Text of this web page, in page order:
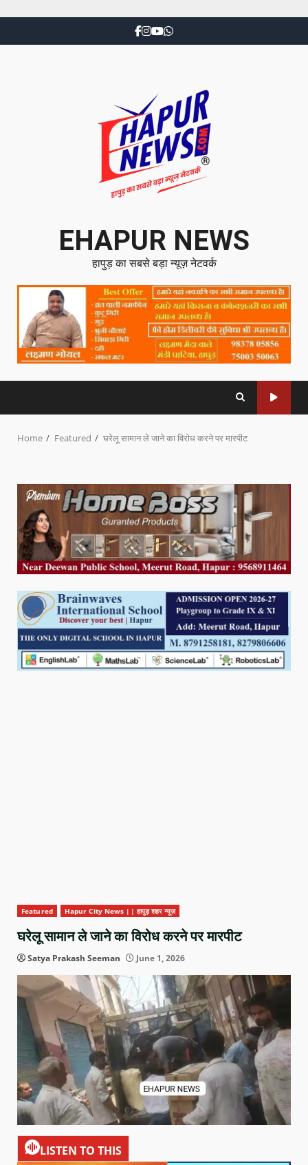
EHAPUR NEWS
हापुड़ का सबसे बड़ा न्यूज़ नेटवर्क
Home Featured घरेलू सामान ले जाने का विरोध करने पर मारपीट
Featured Hapur City News || हापुड़ शहर न्यूज़
घरेलू सामान ले जाने का विरोध करने पर मारपीट
Satya Prakash Seeman June 1, 2026
LISTEN TO THIS